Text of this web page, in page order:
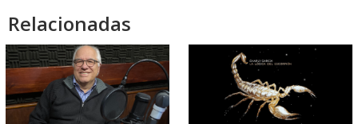
Relacionadas